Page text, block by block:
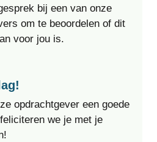
bij een van onze
om te beoordelen of dit
voor jou is.
opdrachtgever een goede
we je met je